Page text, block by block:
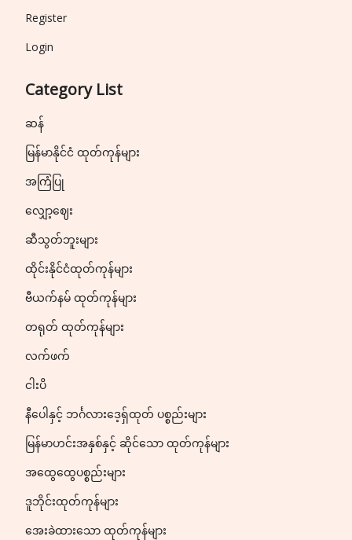
Register
Login
Category List
ဆန်
မြန်မာနိုင်ငံ ထုတ်ကုန်များ
အကြံပြု
လျှော့ဈေး
ဆီသွတ်ဘူးများ
ထိုင်းနိုင်ငံထုတ်ကုန်များ
ဗီယက်နမ် ထုတ်ကုန်များ
တရုတ် ထုတ်ကုန်များ
လက်ဖက်
ငါးပိ
နီပေါနှင့် ဘင်္ဂလားဒေ့ရှ်ထုတ် ပစ္စည်းများ
မြန်မာဟင်းအနှစ်နှင့် ဆိုင်သော ထုတ်ကုန်များ
အထွေထွေပစ္စည်းများ
ဒူဘိုင်းထုတ်ကုန်များ
အေးခဲထားသော ထုတ်ကုန်များ